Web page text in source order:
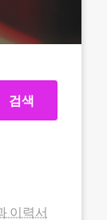
검색
이력서